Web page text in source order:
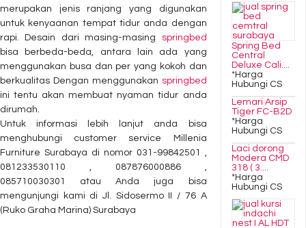
merupakan jenis ranjang yang digunakan
untuk kenyaanan tempat tidur anda dengan
rapi. Desain dari masing-masing
springbed
bisa berbeda-beda, antara lain ada yang
menggunakan busa dan per yang kokoh dan
berkualitas Dengan menggunakan springbed
ini tentu akan membuat nyaman tidur anda
dirumah.
Untuk informasi lebih lanjut anda bisa
menghubungi customer service Millenia
Furniture Surabaya di nomor 031-99842501 ,
081233530110 , 087876000886 ,
085710030301 atau Anda juga bisa
mengunjungi kami di Jl. Sidosermo II / 76 A
(Ruko Graha Marina) Surabaya
Spring Bed
Central
Deluxe Cali....
*Harga
Hubungi CS
Lemari Arsip
Tiger FC-B2D
*Harga
Hubungi CS
Laci dorong
Modera CMD
318 ( 3....
*Harga
Hubungi CS